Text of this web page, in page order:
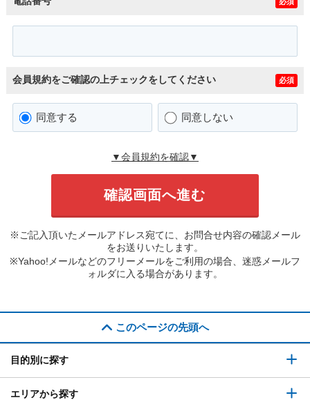
会員規約をご確認の上チェックをしてください 必須
同意する 同意しない
▼会員規約を確認▼
※ご記入頂いたメールアドレス宛てに、お問合せ内容の確認メール
をお送りいたします。
※Yahoo!メールなどのフリーメールをご利用の場合、迷惑メールフ
ォルダに入る場合があります。
このページの先頭へ
目的別に探す
エリアから探す